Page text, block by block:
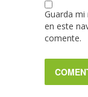
Guarda
en este
comente.